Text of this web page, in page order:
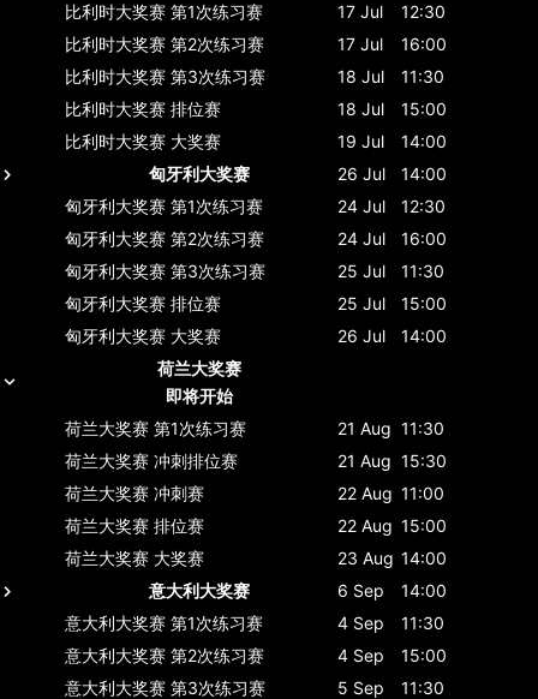
比利时大奖赛 第1次练习赛 17 Jul
12:30
比利时大奖赛 第2次练习赛 17 Jul
16:00
比利时大奖赛 第3次练习赛 18 Jul
11:30
比利时大奖赛 排位赛 18 Jul
15:00
比利时大奖赛 大奖赛 19 Jul
14:00
匈牙利大奖赛
26 Jul
14:00
匈牙利大奖赛 第1次练习赛 24 Jul
12:30
匈牙利大奖赛 第2次练习赛 24 Jul
16:00
匈牙利大奖赛 第3次练习赛 25 Jul
11:30
匈牙利大奖赛 排位赛 25 Jul
15:00
匈牙利大奖赛 大奖赛 26 Jul
14:00
荷兰大奖赛
即将开始
荷兰大奖赛 第1次练习赛 21 Aug 11:30
荷兰大奖赛 冲刺排位赛 21 Aug 15:30
荷兰大奖赛 冲刺赛 22 Aug 11:00
荷兰大奖赛 排位赛 22 Aug 15:00
荷兰大奖赛 大奖赛 23 Aug 14:00
意大利大奖赛
6 Sep
14:00
意大利大奖赛 第1次练习赛 4 Sep
11:30
意大利大奖赛 第2次练习赛 4 Sep
15:00
意大利大奖赛 第3次练习赛 5 Sep
11:30